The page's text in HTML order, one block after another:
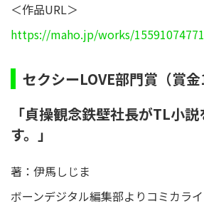
＜作品URL＞
https://maho.jp/works/
セクシーLOVE部門賞（賞金
「貞操観念鉄壁社長がTL小
す。」
著：伊馬しじま
ボーンデジタル編集部よりコミカラ